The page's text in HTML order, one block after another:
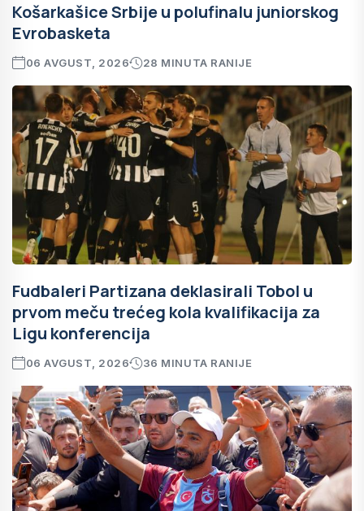
Košarkašice Srbije u polufinalu juniorskog
Evrobasketa
06 AVGUST, 2026 28 MINUTA RANIJE
Fudbaleri Partizana deklasirali Tobol u
prvom meču trećeg kola kvalifikacija za
Ligu konferencija
06 AVGUST, 2026 36 MINUTA RANIJE